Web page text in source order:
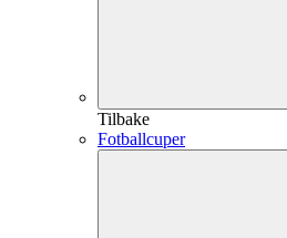
Tilbake
Fotballcuper